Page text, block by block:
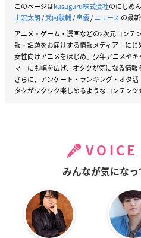
このページはkusuguru株式会社のにじめ
山宏太朗/武内駿輔/声優/ニュース の最
アニメ・ゲーム・漫画などの2次元コンテ
報・話題をお届けする情報メディア「にじ
女性向けアニメをはじめ、少年アニメや
マーにも幅を広げ、オタクが気になる情報
さらに、アンケート・ランキング・オタ
タクがワクワク楽しめるようなコンテンツ
VOICE
みんなが気にな